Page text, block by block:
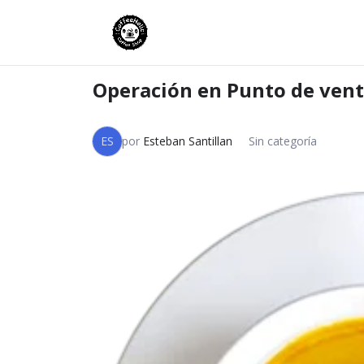
Operación en Punto de
ES por Esteban Santillan Sin categoría